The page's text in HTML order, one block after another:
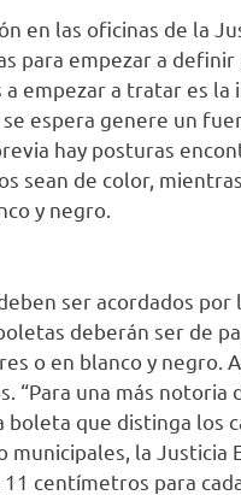
en las oficinas de la
para empezar a
empezar a tratar es la
espera genere un
hay posturas
sean de color,
y negro.
ser acordados por
deberán ser de
o en blanco y negro.
“Para una más notoria
que distinga los
la Justicia
centímetros para